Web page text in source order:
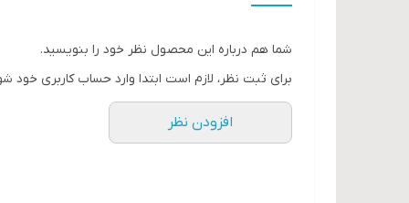
شما هم درباره این محصول نظر خود را بنویسید.
برای ثبت نظر، لازم است ابتدا وارد حساب کاربری خود
افزودن نظر